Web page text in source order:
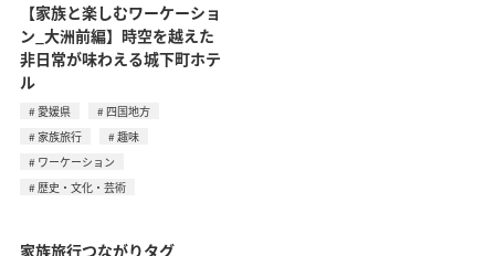
【家族と楽しむワーケーショ
ン_大洲前編】時空を越えた
非日常が味わえる城下町ホテ
ル
愛媛県
四国地方
家族旅行
趣味
ワーケーション
歴史・文化・芸術
家族旅行つながりタグ